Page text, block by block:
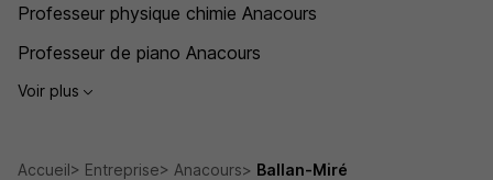
Professeur physique chimie Anacours
Professeur de piano Anacours
Voir plus
Accueil Entreprise Anacours Ballan-Miré